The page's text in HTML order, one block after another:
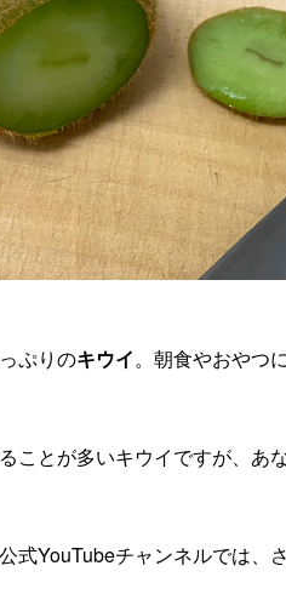
ぷりのキウイ。朝食やおやつ
ことが多いキウイですが、あ
式YouTubeチャンネルでは、